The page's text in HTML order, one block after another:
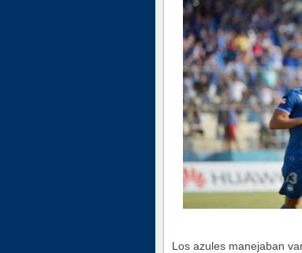
Los azules manejaban